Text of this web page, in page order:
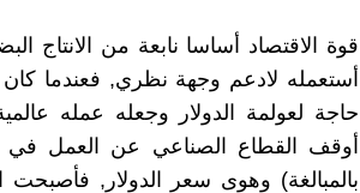
قوة الاقتصاد أساسا نابعة من الانتاج
أستعمله لادعم وجهة نظري, فعندما
حاجة لعولمة الدولار وجعله عمله
أوقف القطاع الصناعي عن العمل في
بالمبالغة) وهوى سعر الدولار, فأصبحت